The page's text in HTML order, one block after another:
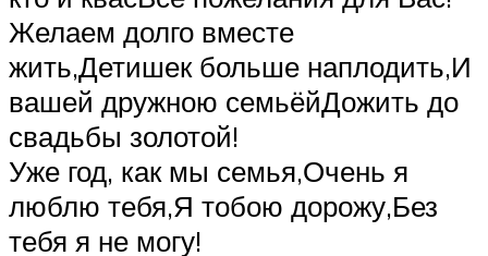
Желаем долго вместе
жить,Детишек больше наплодить,И
вашей дружною семьёйДожить до
свадьбы золотой!
Уже год, как мы семья,Очень я
люблю тебя,Я тобою дорожу,Без
тебя я не могу!